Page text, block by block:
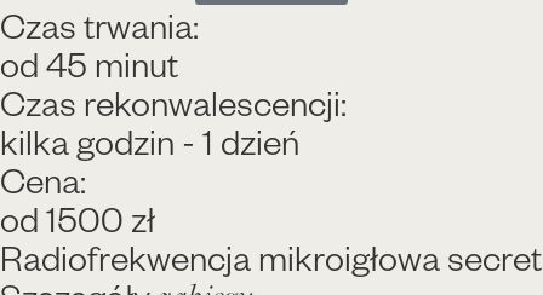
Czas trwania:
od 45 minut
Czas rekonwalescencji:
kilka godzin - 1 dzień
Cena:
od 1500 zł
Radiofrekwencja mikroigłowa secret